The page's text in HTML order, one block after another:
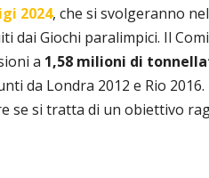
2024, che si svolgeranno
dai Giochi paralimpici. Il
a 1,58 milioni di
da Londra 2012 e Rio
se si tratta di un obiettivo